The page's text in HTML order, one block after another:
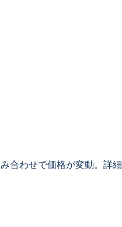
合わせで価格が変動。詳細